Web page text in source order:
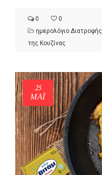
0
0
ημερολόγιο Διατροφής
της Κουζίνας
25
ΜΑΪ́